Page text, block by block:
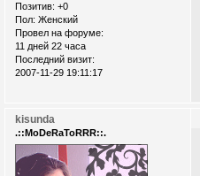
Позитив: +0
Пол: Женский
Провел на форуме:
11 дней 22 часа
Последний визит:
2007-11-29 19:11:17
kisunda
.::MoDeRaToRRR::.